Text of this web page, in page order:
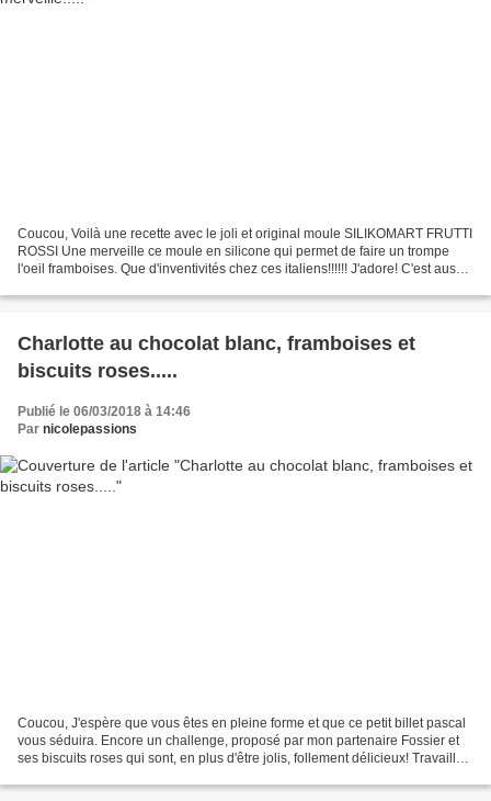
Coucou, Voilà une recette avec le joli et original moule SILIKOMART FRUTTI
ROSSI Une merveille ce moule en silicone qui permet de faire un trompe
l'oeil framboises. Que d'inventivités chez ces italiens!!!!!! J'adore! C'est aussi
Charlotte au chocolat blanc, framboises et
biscuits roses.....
Publié le 06/03/2018 à 14:46
Par nicolepassions
Coucou, J'espère que vous êtes en pleine forme et que ce petit billet pascal
vous séduira. Encore un challenge, proposé par mon partenaire Fossier et
ses biscuits roses qui sont, en plus d'être jolis, follement délicieux! Travailler